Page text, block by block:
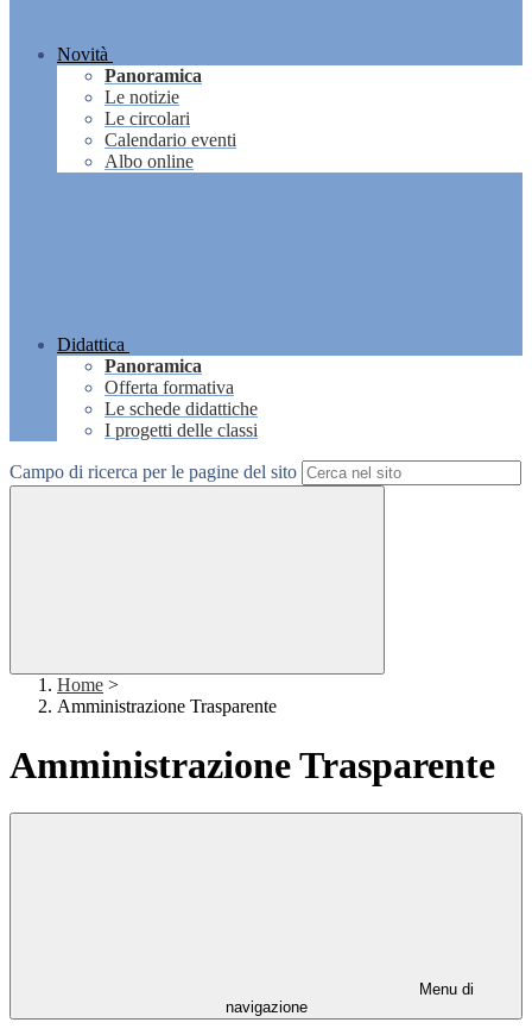
Novità
Panoramica
Le notizie
Le circolari
Calendario eventi
Albo online
Didattica
Panoramica
Offerta formativa
Le schede didattiche
I progetti delle classi
Campo di ricerca per le pagine del sito
Home >
Amministrazione Trasparente
Amministrazione Trasparente
Menu di
navigazione